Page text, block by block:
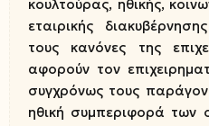
κουλτούρας, ηθικής,
εταιρικής
τους κανόνες της
αφορούν τον
συγχρόνως τους
ηθική συμπεριφορά των